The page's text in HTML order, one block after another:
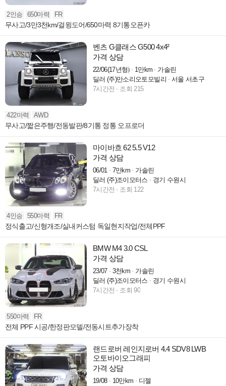
2인승 650마력 FR
무사고/3만3천km/걸윙도어/650마력 8기통오픈카
벤츠 G클래스 G500 4x4²
가격 상담
22/06(17년형) 1만km
가솔린
딜러 (주)만소리오토모빌리
서울 서초구
7시간전
조회 215
422마력 AWD
무사고/짧은주행/전동발판/8기통 정통 오프로더
마이바흐 62 5.5 V12
가격 상담
06/01 7만km
가솔린
딜러 (주)조이모터스
경기 수원시
7시간전
조회 122
4인승 550마력 FR
정식출고/신형개조/실내커스텀 독일현지작업/전체PPF
BMW M4 3.0 CSL
가격 상담
23/07 3천km
가솔린
딜러 (주)조이모터스
경기 수원시
7시간전
조회 90
550마력 FR
전체 PPF 시공/한정판모델/전동시트추가장착
랜드로버 레인지로버 4.4 SDV8 LWB
오토바이오그래피
가격 상담
19/08 10만km
디젤